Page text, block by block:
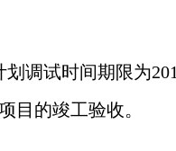
划调试时间期限为
目的竣工验收。